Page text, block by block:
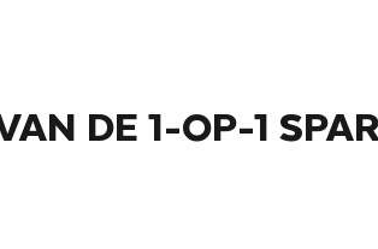
DE 1-OP-1